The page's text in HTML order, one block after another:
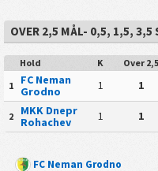
OVER 2,5 MÅL- 0,5, 1,5, 3,5
Hold K Over 2,5
1
FC Neman
Grodno
1 1
2
MKK Dnepr
Rohachev
1 1
FC Neman Grodno